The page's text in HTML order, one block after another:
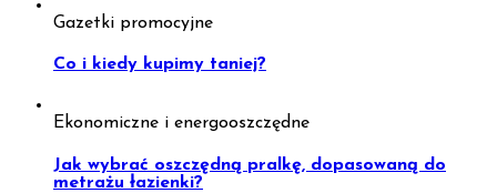
Gazetki promocyjne
Co i kiedy kupimy taniej?
Ekonomiczne i energooszczędne
Jak wybrać oszczędną pralkę, dopasowaną do
metrażu łazienki?